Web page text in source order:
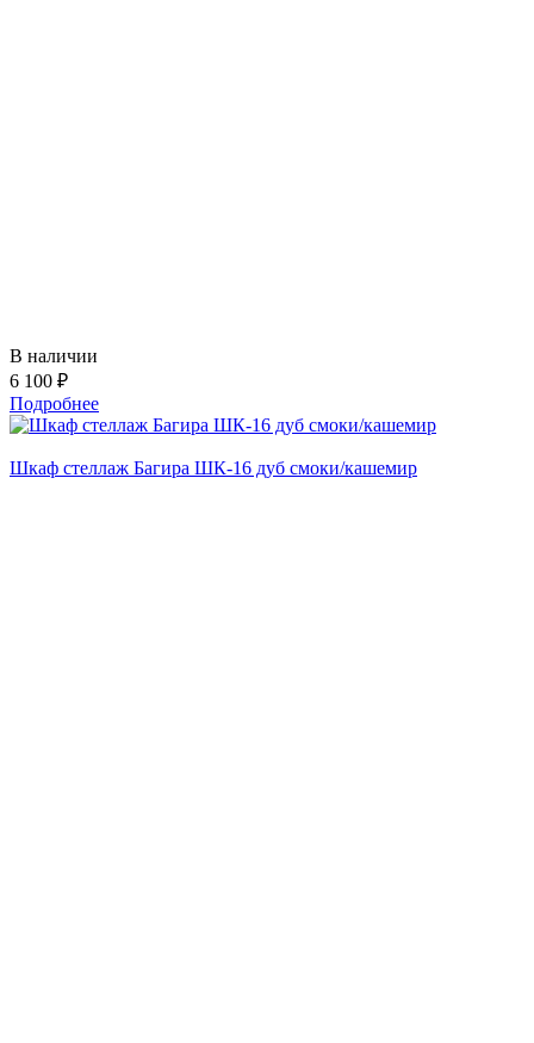
В наличии
6 100 ₽
Подробнее
Шкаф стеллаж Багира ШК-16 дуб смоки/кашемир